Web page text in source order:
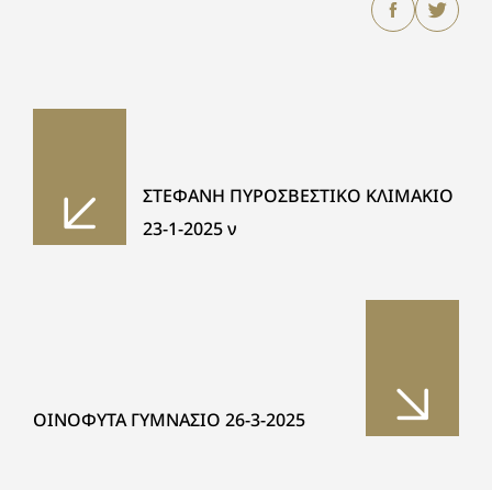
ΣΤΕΦΑΝΗ ΠΥΡΟΣΒΕΣΤΙΚΟ ΚΛΙΜΑΚΙΟ
23-1-2025 ν
ΟΙΝΟΦΥΤΑ ΓΥΜΝΑΣΙΟ 26-3-2025